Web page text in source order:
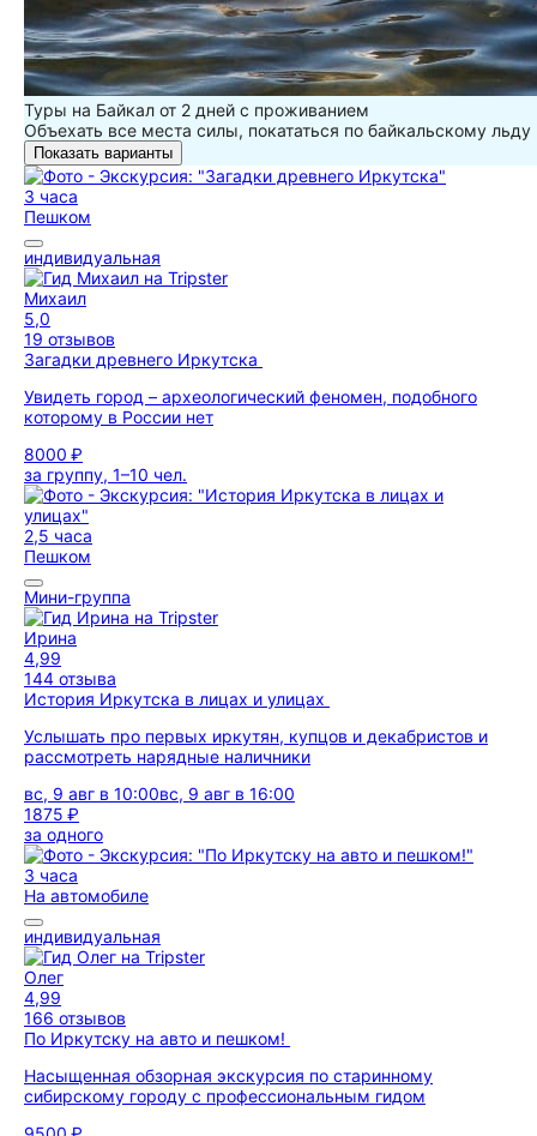
Туры на Байкал от 2 дней с проживанием
Объехать все места силы, покататься по байкальскому
Показать варианты
3 часа
Пешком
индивидуальная
Михаил
5,0
19 отзывов
Загадки древнего Иркутска
Увидеть город – археологический феномен, подобного
которому в России нет
8000 ₽
за группу, 1–10 чел.
2,5 часа
Пешком
Мини-группа
Ирина
4,99
144 отзыва
История Иркутска в лицах и улицах
Услышать про первых иркутян, купцов и декабристов и
рассмотреть нарядные наличники
вс, 9 авг в 10:00вс, 9 авг в 16:00
1875 ₽
за одного
3 часа
На автомобиле
индивидуальная
Олег
4,99
166 отзывов
По Иркутску на авто и пешком!
Насыщенная обзорная экскурсия по старинному
сибирскому городу с профессиональным гидом